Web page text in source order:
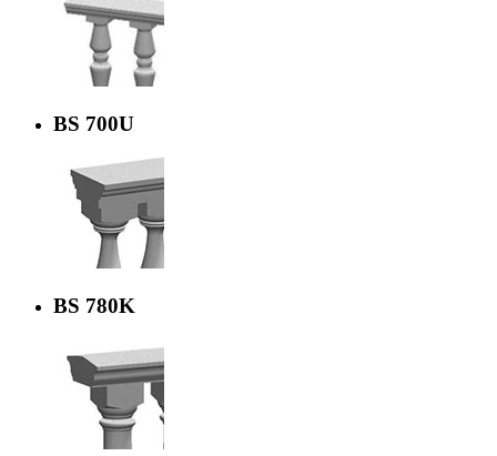
BS 700U
BS 780K